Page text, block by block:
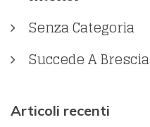
Senza Categoria
Succede A Brescia
Articoli recenti